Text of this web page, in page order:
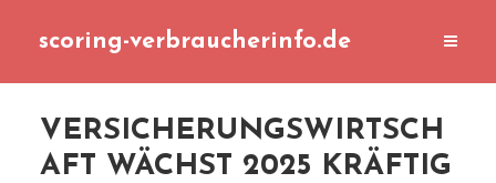
scoring-verbraucherinfo.de
VERSICHERUNGSWIRTSCH
AFT WÄCHST 2025 KRÄFTIG